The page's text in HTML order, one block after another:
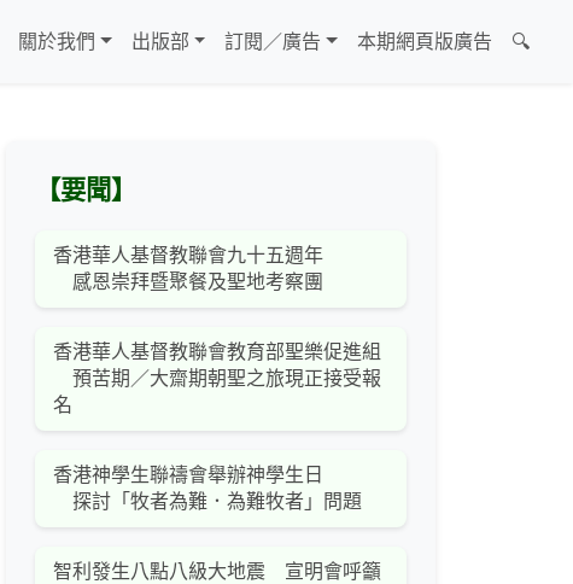
關於我們 出版部 訂閱／廣告 本期網頁版廣告 🔍
【要聞】
香港華人基督教聯會九十五週年
感恩崇拜暨聚餐及聖地考察團
香港華人基督教聯會教育部聖樂促進組
預苦期／大齋期朝聖之旅現正接受報
名
香港神學生聯禱會舉辦神學生日
探討「牧者為難．為難牧者」問題
智利發生八點八級大地震 宣明會呼籲